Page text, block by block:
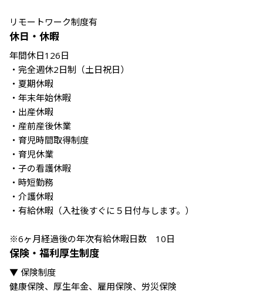
リモートワーク制度有
休日・休暇
年間休日126日
・完全週休2日制（土日祝日）
・夏期休暇
・年末年始休暇
・出産休暇
・産前産後休業
・育児時間取得制度
・育児休業
・子の看護休暇
・時短勤務
・介護休暇
・有給休暇（入社後すぐに５日付与します。）
※6ヶ月経過後の年次有給休暇日数　10日
保険・福利厚生制度
▼ 保険制度
健康保険、厚生年金、雇用保険、労災保険